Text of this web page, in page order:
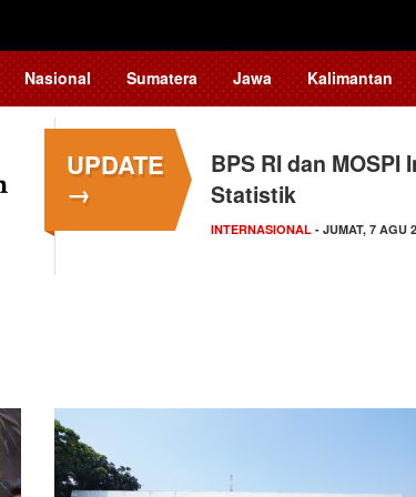
Nasional Sumatera Jawa Kalimantan
UPDATE
→
BPS RI dan
Statistik
INTERNASIONAL - JUMAT, 7 AGU